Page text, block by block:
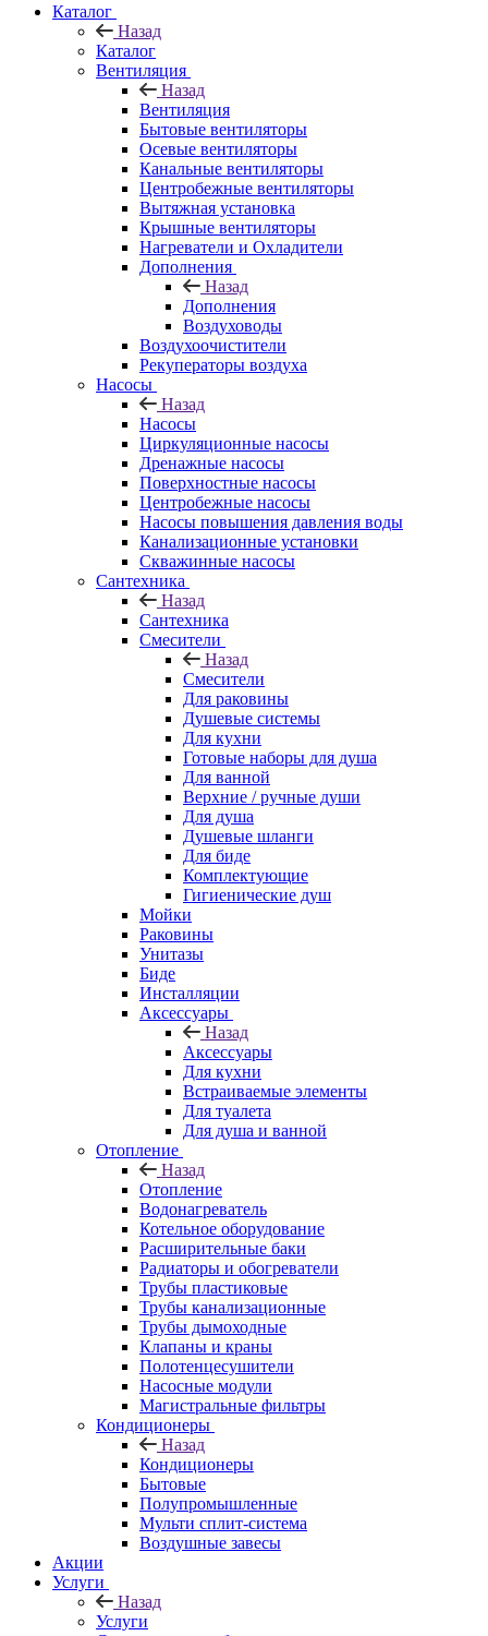
Каталог
Назад
Каталог
Вентиляция
Назад
Вентиляция
Бытовые вентиляторы
Осевые вентиляторы
Канальные вентиляторы
Центробежные вентиляторы
Вытяжная установка
Крышные вентиляторы
Нагреватели и Охладители
Дополнения
Назад
Дополнения
Воздуховоды
Воздухоочистители
Рекуператоры воздуха
Насосы
Назад
Насосы
Циркуляционные насосы
Дренажные насосы
Поверхностные насосы
Центробежные насосы
Насосы повышения давления воды
Канализационные установки
Скважинные насосы
Сантехника
Назад
Сантехника
Смесители
Назад
Смесители
Для раковины
Душевые системы
Для кухни
Готовые наборы для душа
Для ванной
Верхние / ручные души
Для душа
Душевые шланги
Для биде
Комплектующие
Гигиенические душ
Мойки
Раковины
Унитазы
Биде
Инсталляции
Аксессуары
Назад
Аксессуары
Для кухни
Встраиваемые элементы
Для туалета
Для душа и ванной
Отопление
Назад
Отопление
Водонагреватель
Котельное оборудование
Расширительные баки
Радиаторы и обогреватели
Трубы пластиковые
Трубы канализационные
Трубы дымоходные
Клапаны и краны
Полотенцесушители
Насосные модули
Магистральные фильтры
Кондиционеры
Назад
Кондиционеры
Бытовые
Полупромышленные
Мульти сплит-система
Воздушные завесы
Акции
Услуги
Назад
Услуги